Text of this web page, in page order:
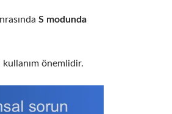
S modunda
kullanım önemlidir.